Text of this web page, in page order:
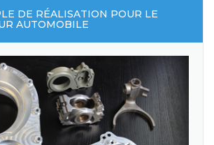
DE RÉALISATION POUR LE
AUTOMOBILE